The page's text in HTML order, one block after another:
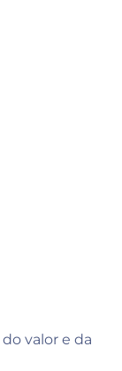
valor e da